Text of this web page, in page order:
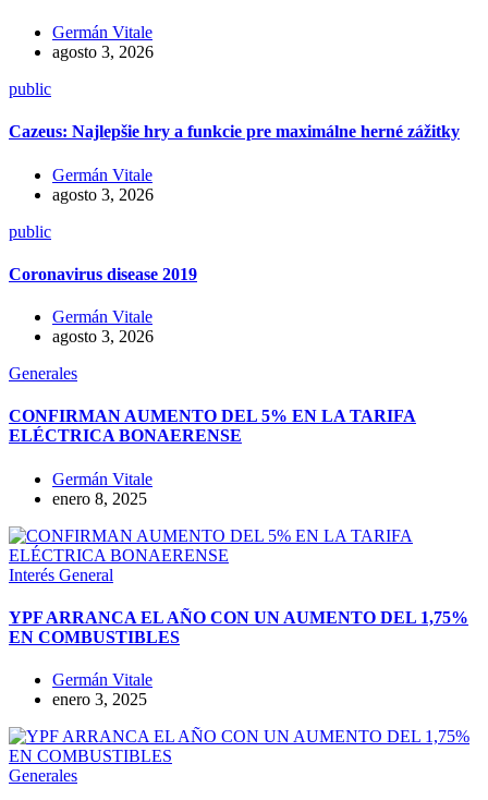
Germán Vitale
agosto 3, 2026
public
Cazeus: Najlepšie hry a funkcie pre maximálne herné zážitky
Germán Vitale
agosto 3, 2026
public
Coronavirus disease 2019
Germán Vitale
agosto 3, 2026
Generales
CONFIRMAN AUMENTO DEL 5% EN LA TARIFA
ELÉCTRICA BONAERENSE
Germán Vitale
enero 8, 2025
Interés General
YPF ARRANCA EL AÑO CON UN AUMENTO DEL 1,75%
EN COMBUSTIBLES
Germán Vitale
enero 3, 2025
Generales